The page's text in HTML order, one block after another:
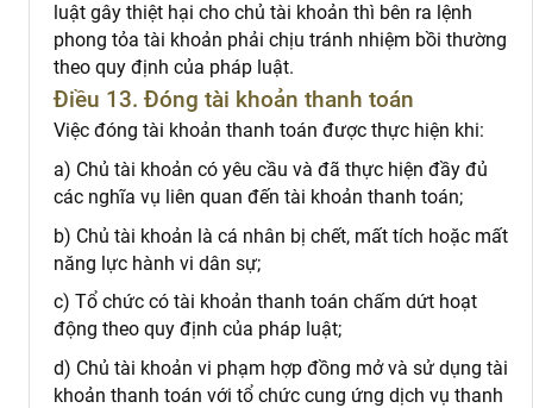
luật gây thiệt hại cho chủ tài khoản thì bên ra lệnh
phong tỏa tài khoản phải chịu tránh nhiệm bồi thường
theo quy định của pháp luật.
Điều 13. Đóng tài khoản thanh toán
Việc đóng tài khoản thanh toán được thực hiện khi:
a) Chủ tài khoản có yêu cầu và đã thực hiện đầy đủ
các nghĩa vụ liên quan đến tài khoản thanh toán;
b) Chủ tài khoản là cá nhân bị chết, mất tích hoặc mất
năng lực hành vi dân sự;
c) Tổ chức có tài khoản thanh toán chấm dứt hoạt
động theo quy định của pháp luật;
d) Chủ tài khoản vi phạm hợp đồng mở và sử dụng tài
khoản thanh toán với tổ chức cung ứng dịch vụ thanh